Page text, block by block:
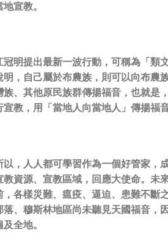
地宣教。
冠明提出最新一波行動，可稱為 「類
明，自己屬於布農族，則可以向布農
族、其他原民族群傳揚福音，也就是
宣教，用「當地人向當地人」傳揚福音
以，人人都可學習作為一個好管家，
教資源、宣教區域，回應大使命。 未
，各樣災難、瘟疫、逼迫、患難不斷
落、穆斯林地區尚未聽見天國福音，
及全地。